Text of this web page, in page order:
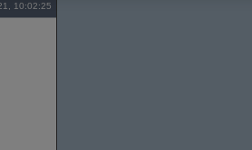
10:02:25